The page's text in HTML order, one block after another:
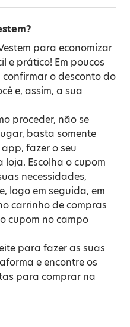
para economizar
e prático! Em poucos
o desconto do
e, assim, a sua
proceder, não se
basta somente
fazer o seu
Escolha o cupom
necessidades,
logo em seguida, em
carrinho de compras
cupom no campo
para fazer as suas
e encontre os
para comprar na